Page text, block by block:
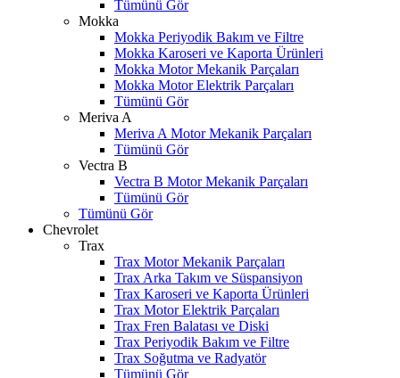
Tümünü Gör
Mokka
Mokka Periyodik Bakım ve Filtre
Mokka Karoseri ve Kaporta Ürünleri
Mokka Motor Mekanik Parçaları
Mokka Motor Elektrik Parçaları
Tümünü Gör
Meriva A
Meriva A Motor Mekanik Parçaları
Tümünü Gör
Vectra B
Vectra B Motor Mekanik Parçaları
Tümünü Gör
Tümünü Gör
Chevrolet
Trax
Trax Motor Mekanik Parçaları
Trax Arka Takım ve Süspansiyon
Trax Karoseri ve Kaporta Ürünleri
Trax Motor Elektrik Parçaları
Trax Fren Balatası ve Diski
Trax Periyodik Bakım ve Filtre
Trax Soğutma ve Radyatör
Tümünü Gör